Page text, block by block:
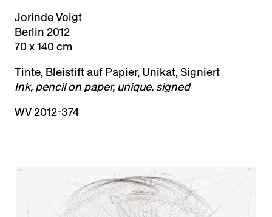
Jorinde Voigt
Berlin 2012
70 x 140 cm
Tinte, Bleistift auf Papier, Unikat, Signiert
Ink, pencil on paper, unique, signed
WV 2012-374